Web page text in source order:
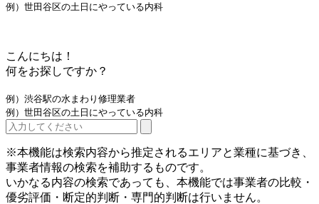
例）世田谷区の土日にやっている内科
こんにちは！
何をお探しですか？
例）渋谷駅の水まわり修理業者
例）世田谷区の土日にやっている内科
※本機能は検索内容から推定されるエリアと業種に基づき、
事業者情報の検索を補助するものです。
いかなる内容の検索であっても、本機能では事業者の比較・
優劣評価・断定的判断・専門的判断は行いません。